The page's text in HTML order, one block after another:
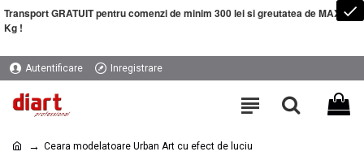
Transport GRATUIT pentru comenzi de minim 300 lei si greutatea de MAXIM 5
Kg !
Autentificare Inregistrare
Ceara modelatoare Urban Art cu efect de luciu